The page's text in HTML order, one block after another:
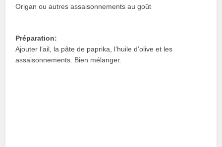
Origan ou autres assaisonnements au goût
Préparation:
Ajouter l’ail, la pâte de paprika, l’huile d’olive et les
assaisonnements. Bien mélanger.